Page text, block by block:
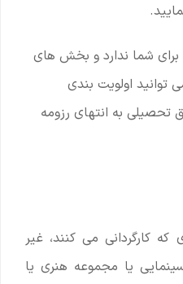
برای شما ندارد و بخش های
توانید اولویت بندی
تحصیلی به انتهای رزومه
کارگردانی می کنند، غیر
یا مجموعه هنری یا